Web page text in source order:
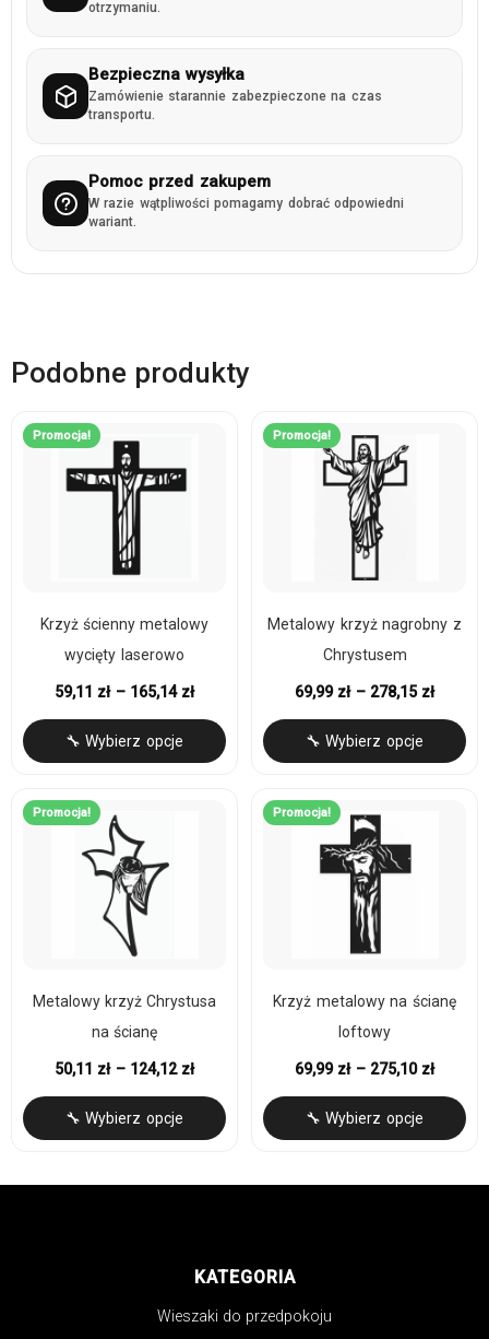
otrzymaniu.
Bezpieczna wysyłka
Zamówienie starannie zabezpieczone na czas
transportu.
Pomoc przed zakupem
W razie wątpliwości pomagamy dobrać odpowiedni
wariant.
Podobne produkty
Promocja!
Krzyż ścienny metalowy
wycięty laserowo
59,11 zł – 165,14 zł
🔧 Wybierz opcje
Promocja!
Metalowy krzyż nagrobny z
Chrystusem
69,99 zł – 278,15 zł
🔧 Wybierz opcje
Promocja!
Metalowy krzyż Chrystusa
na ścianę
50,11 zł – 124,12 zł
🔧 Wybierz opcje
Promocja!
Krzyż metalowy na ścianę
loftowy
69,99 zł – 275,10 zł
🔧 Wybierz opcje
KATEGORIA
Wieszaki do przedpokoju